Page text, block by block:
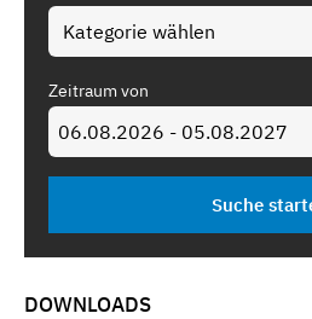
Zeitraum von
DOWNLOADS